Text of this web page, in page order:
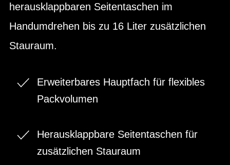
herausklappbaren Seitentaschen im
Handumdrehen bis zu 16 Liter zusätzlichen
Stauraum.
Erweiterbares Hauptfach für flexibles
Packvolumen
Herausklappbare Seitentaschen für
zusätzlichen Stauraum